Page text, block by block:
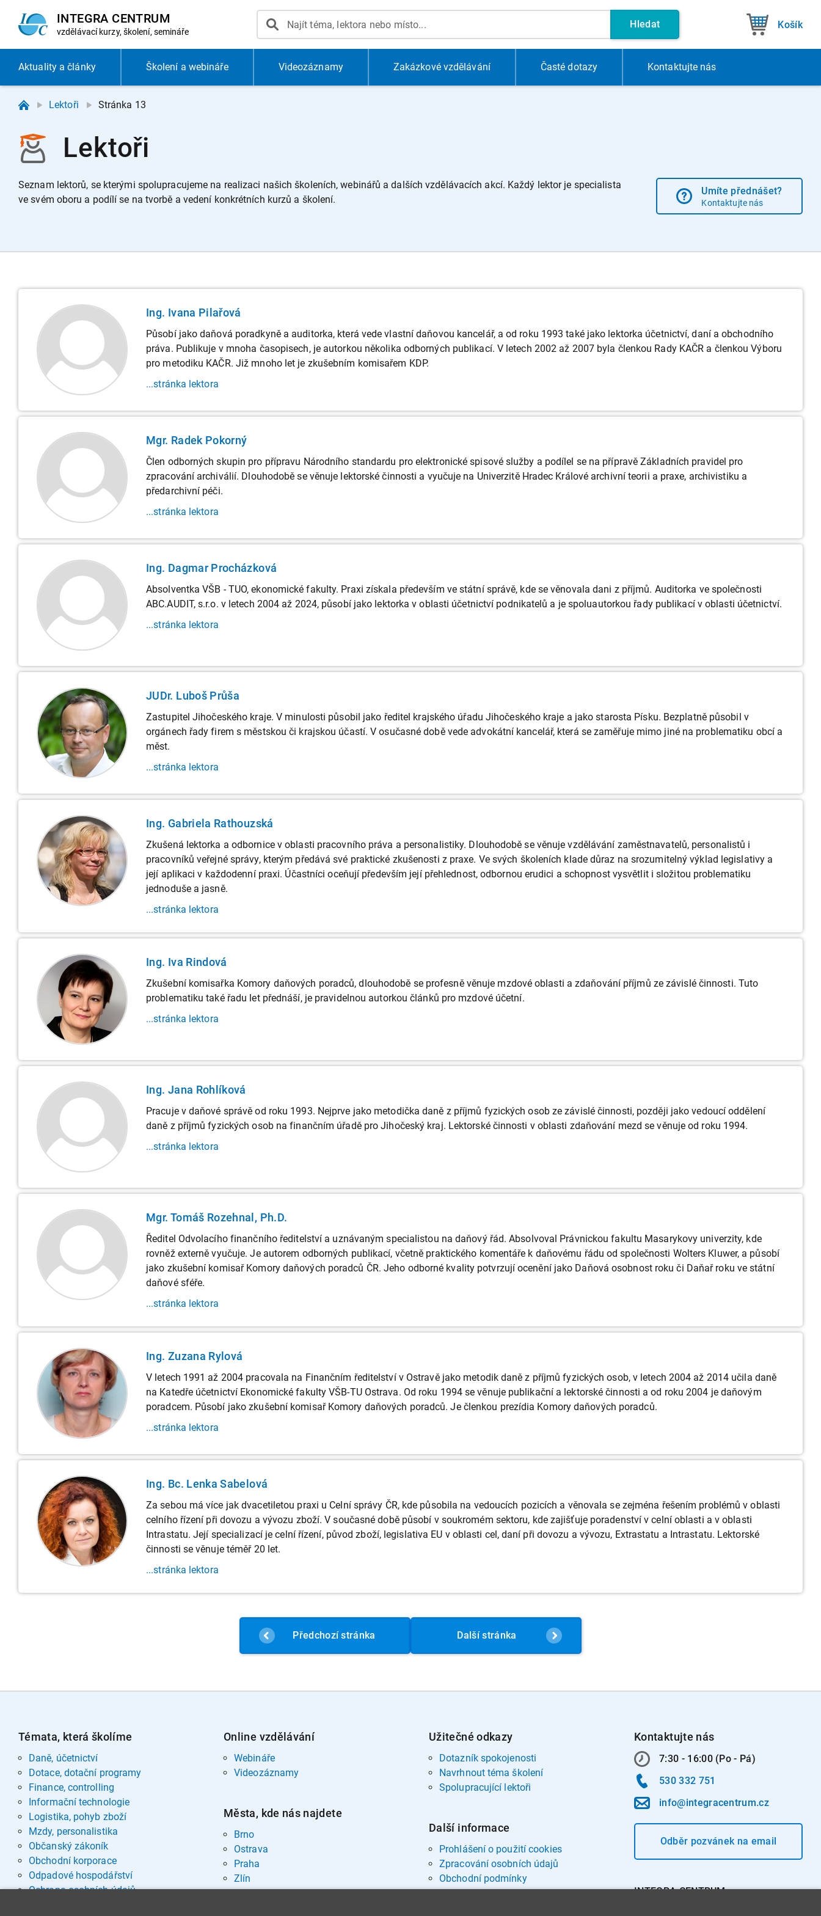
INTEGRA CENTRUM
vzdělávací kurzy, školení, semináře
Hledat Košík
Aktualitya články Školení a webináře Videozáznamy Zakázkové vzdělávání Časté dotazy Kontaktujte nás
Lektoři Stránka 13
Lektoři
Seznam lektorů, se kterými spolupracujeme na realizaci našich školeních, webinářů a dalších vzdělávacích akcí. Každý lektor je specialista
ve svém oboru a podílí se na tvorbě a vedení konkrétních kurzů a školení.
Umíte přednášet?
Kontaktujte nás
Ing. Ivana Pilařová
Působí jako daňová poradkyně a auditorka, která vede vlastní daňovou kancelář, a od roku 1993 také jako lektorka účetnictví, daní a obchodního
práva. Publikuje v mnoha časopisech, je autorkou několika odborných publikací. V letech 2002 až 2007 byla členkou Rady KAČR a členkou Výboru
pro metodiku KAČR. Již mnoho let je zkušebním komisařem KDP.
...stránka lektora
Mgr. Radek Pokorný
Člen odborných skupin pro přípravu Národního standardu pro elektronické spisové služby a podílel se na přípravě Základních pravidel pro
zpracování archiválií. Dlouhodobě se věnuje lektorské činnosti a vyučuje na Univerzitě Hradec Králové archivní teorii a praxe, archivistiku a
předarchivní péči.
...stránka lektora
Ing. Dagmar Procházková
Absolventka VŠB - TUO, ekonomické fakulty. Praxi získala především ve státní správě, kde se věnovala dani z příjmů. Auditorka ve společnosti
ABC.AUDIT, s.r.o. v letech 2004 až 2024, působí jako lektorka v oblasti účetnictví podnikatelů a je spoluautorkou řady publikací v oblasti účetnictví.
...stránka lektora
JUDr. Luboš Průša
Zastupitel Jihočeského kraje. V minulosti působil jako ředitel krajského úřadu Jihočeského kraje a jako starosta Písku. Bezplatně působil v
orgánech řady firem s městskou či krajskou účastí. V osučasné době vede advokátní kancelář, která se zaměřuje mimo jiné na problematiku obcí a
měst.
...stránka lektora
Ing. Gabriela Rathouzská
Zkušená lektorka a odbornice v oblasti pracovního práva a personalistiky. Dlouhodobě se věnuje vzdělávání zaměstnavatelů, personalistů i
pracovníků veřejné správy, kterým předává své praktické zkušenosti z praxe. Ve svých školeních klade důraz na srozumitelný výklad legislativy a
její aplikaci v každodenní praxi. Účastníci oceňují především její přehlednost, odbornou erudici a schopnost vysvětlit i složitou problematiku
jednoduše a jasně.
...stránka lektora
Ing. Iva Rindová
Zkušební komisařka Komory daňových poradců, dlouhodobě se profesně věnuje mzdové oblasti a zdaňování příjmů ze závislé činnosti. Tuto
problematiku také řadu let přednáší, je pravidelnou autorkou článků pro mzdové účetní.
...stránka lektora
Ing. Jana Rohlíková
Pracuje v daňové správě od roku 1993. Nejprve jako metodička daně z příjmů fyzických osob ze závislé činnosti, později jako vedoucí oddělení
daně z příjmů fyzických osob na finančním úřadě pro Jihočeský kraj. Lektorské činnosti v oblasti zdaňování mezd se věnuje od roku 1994.
...stránka lektora
Mgr. Tomáš Rozehnal, Ph.D.
Ředitel Odvolacího finančního ředitelství a uznávaným specialistou na daňový řád. Absolvoval Právnickou fakultu Masarykovy univerzity, kde
rovněž externě vyučuje. Je autorem odborných publikací, včetně praktického komentáře k daňovému řádu od společnosti Wolters Kluwer, a působí
jako zkušební komisař Komory daňových poradců ČR. Jeho odborné kvality potvrzují ocenění jako Daňová osobnost roku či Daňař roku ve státní
daňové sféře.
...stránka lektora
Ing. Zuzana Rylová
V letech 1991 až 2004 pracovala na Finančním ředitelství v Ostravě jako metodik daně z příjmů fyzických osob, v letech 2004 až 2014 učila daně
na Katedře účetnictví Ekonomické fakulty VŠB-TU Ostrava. Od roku 1994 se věnuje publikační a lektorské činnosti a od roku 2004 je daňovým
poradcem. Působí jako zkušební komisař Komory daňových poradců. Je členkou prezídia Komory daňových poradců.
...stránka lektora
Ing. Bc. Lenka Sabelová
Za sebou má více jak dvacetiletou praxi u Celní správy ČR, kde působila na vedoucích pozicích a věnovala se zejména řešením problémů v oblasti
celního řízení při dovozu a vývozu zboží. V současné době působí v soukromém sektoru, kde zajišťuje poradenství v celní oblasti a v oblasti
Intrastatu. Její specializací je celní řízení, původ zboží, legislativa EU v oblasti cel, daní při dovozu a vývozu, Extrastatu a Intrastatu. Lektorské
činnosti se věnuje téměř 20 let.
...stránka lektora
Předchozístránka Dalšístránka
Témata, která školíme
Daně, účetnictví
Dotace, dotační programy
Finance, controlling
Informační technologie
Logistika, pohyb zboží
Mzdy, personalistika
Občanský zákoník
Obchodní korporace
Odpadové hospodářství
Ochrana osobních údajů
Online vzdělávání
Webináře
Videozáznamy
Města, kde nás najdete
Brno
Ostrava
Praha
Zlín
Užitečné odkazy
Dotazník spokojenosti
Navrhnout téma školení
Spolupracující lektoři
Další informace
Prohlášení o použití cookies
Zpracování osobních údajů
Obchodní podmínky
Kontaktujte nás
7:30 - 16:00 (Po - Pá)
530 332 751
info@integracentrum.cz
Odběr pozvánekna email
INTEGRA CENTRUM s.r.o.